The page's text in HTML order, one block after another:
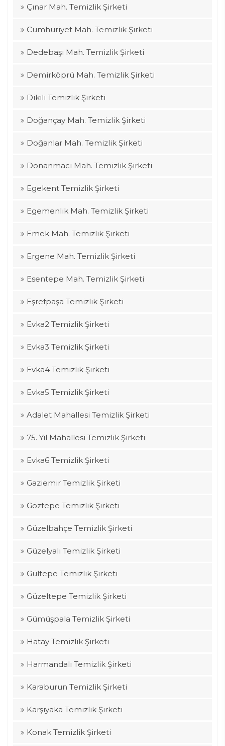
Çınar Mah. Temizlik Şirketi
Cumhuriyet Mah. Temizlik Şirketi
Dedebaşı Mah. Temizlik Şirketi
Demirköprü Mah. Temizlik Şirketi
Dikili Temizlik Şirketi
Doğançay Mah. Temizlik Şirketi
Doğanlar Mah. Temizlik Şirketi
Donanmacı Mah. Temizlik Şirketi
Egekent Temizlik Şirketi
Egemenlik Mah. Temizlik Şirketi
Emek Mah. Temizlik Şirketi
Ergene Mah. Temizlik Şirketi
Esentepe Mah. Temizlik Şirketi
Eşrefpaşa Temizlik Şirketi
Evka2 Temizlik Şirketi
Evka3 Temizlik Şirketi
Evka4 Temizlik Şirketi
Evka5 Temizlik Şirketi
Adalet Mahallesi Temizlik Şirketi
75. Yıl Mahallesi Temizlik Şirketi
Evka6 Temizlik Şirketi
Gaziemir Temizlik Şirketi
Göztepe Temizlik Şirketi
Güzelbahçe Temizlik Şirketi
Güzelyalı Temizlik Şirketi
Gültepe Temizlik Şirketi
Güzeltepe Temizlik Şirketi
Gümüşpala Temizlik Şirketi
Hatay Temizlik Şirketi
Harmandalı Temizlik Şirketi
Karaburun Temizlik Şirketi
Karşıyaka Temizlik Şirketi
Konak Temizlik Şirketi